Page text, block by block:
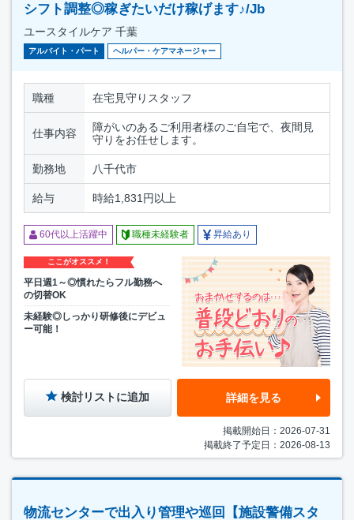
シフト調整◎稼ぎたいだけ稼げます♪/Jb
ユースタイルケア 千葉
アルバイト・パート ヘルパー・ケアマネージャー
職種 在宅見守りスタッフ
仕事内容
障がいのあるご利用者様のご自宅で、夜間見
守りをお任せします。
勤務地 八千代市
給与 時給1,831円以上
60代以上活躍中 職種未経験者 昇給あり
ここがオススメ！
平日週1～◎慣れたらフル勤務へ
の切替OK
未経験◎しっかり研修後にデビュ
ー可能！
検討リストに追加 詳細を見る
掲載開始日：2026-07-31
掲載終了予定日：2026-08-13
物流センターで出入り管理や巡回【施設警備スタ